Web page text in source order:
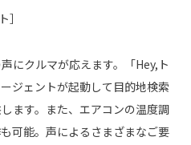
］
にクルマが応えます。「Hey,ト
ジェントが起動して目的地検索
ます。また、エアコンの温度調
可能。声によるさまざまなご要